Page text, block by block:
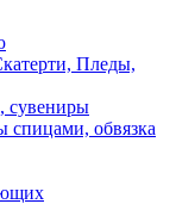
Пледы,
сувениры
обвязка